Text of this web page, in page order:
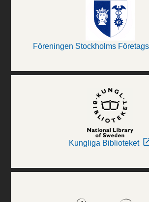
Föreningen Stockholms
Kungliga Biblioteket